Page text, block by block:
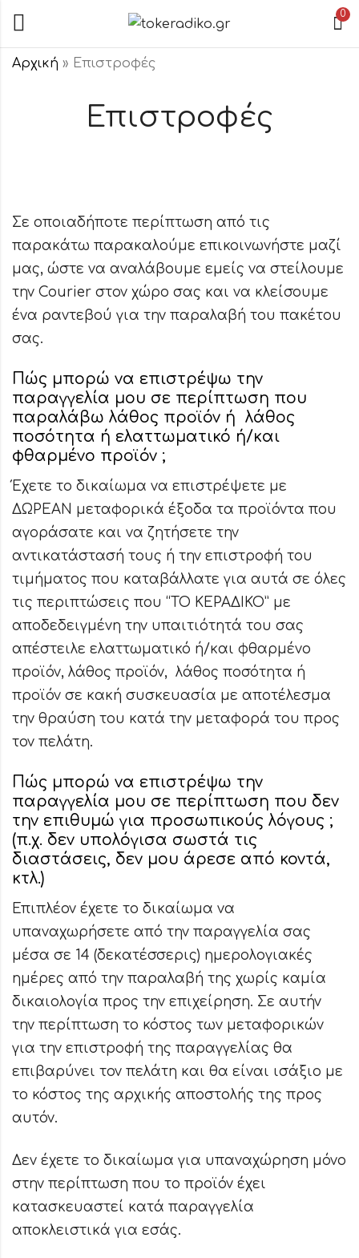
0
Επιστροφές
Αρχική » Επιστροφές
Σε οποιαδήποτε περίπτωση από τις
παρακάτω παρακαλούμε επικοινωνήστε μαζί
μας, ώστε να αναλάβουμε εμείς να στείλουμε
την Courier στον χώρο σας και να κλείσουμε
ένα ραντεβού για την παραλαβή του πακέτου
σας.
Πώς μπορώ να επιστρέψω την
παραγγελία μου σε περίπτωση που
παραλάβω λάθος προϊόν ή λάθος
ποσότητα ή ελαττωματικό ή/και
φθαρμένο προϊόν ;
Έχετε το δικαίωμα να επιστρέψετε με
ΔΩΡΕΑΝ μεταφορικά έξοδα τα προϊόντα που
αγοράσατε και να ζητήσετε την
αντικατάστασή τους ή την επιστροφή του
τιμήματος που καταβάλλατε για αυτά σε όλες
τις περιπτώσεις που “ΤΟ ΚΕΡΑΔΙΚΟ” με
αποδεδειγμένη την υπαιτιότητά του σας
απέστειλε ελαττωματικό ή/και φθαρμένο
προϊόν, λάθος προϊόν, λάθος ποσότητα ή
προϊόν σε κακή συσκευασία με αποτέλεσμα
την θραύση του κατά την μεταφορά του προς
τον πελάτη.
Πώς μπορώ να επιστρέψω την
παραγγελία μου σε περίπτωση που δεν
την επιθυμώ για προσωπικούς λόγους ;
(π.χ. δεν υπολόγισα σωστά τις
διαστάσεις, δεν μου άρεσε από κοντά,
κτλ.)
Επιπλέον έχετε το δικαίωμα να
υπαναχωρήσετε από την παραγγελία σας
μέσα σε 14 (δεκατέσσερις) ημερολογιακές
ημέρες από την παραλαβή της χωρίς καμία
δικαιολογία προς την επιχείρηση. Σε αυτήν
την περίπτωση το κόστος των μεταφορικών
για την επιστροφή της παραγγελίας θα
επιβαρύνει τον πελάτη και θα είναι ισάξιο με
το κόστος της αρχικής αποστολής της προς
αυτόν.
Δεν έχετε το δικαίωμα για υπαναχώρηση μόνο
στην περίπτωση που το προϊόν έχει
κατασκευαστεί κατά παραγγελία
αποκλειστικά για εσάς.